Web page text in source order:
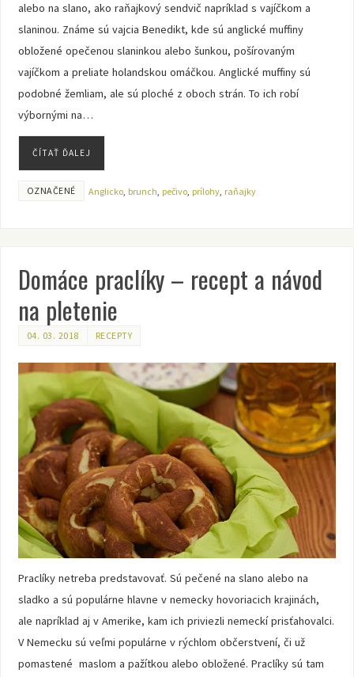
alebo na slano, ako raňajkový sendvič napríklad s vajíčkom a
slaninou. Známe sú vajcia Benedikt, kde sú anglické muffiny
obložené opečenou slaninkou alebo šunkou, pošírovaným
vajíčkom a preliate holandskou omáčkou. Anglické muffiny sú
podobné žemliam, ale sú ploché z oboch strán. To ich robí
výbornými na…
ČÍTAŤ ĎALEJ
OZNAČENÉ Anglicko, brunch pečivo, prílohy, raňajky
Domáce praclíky – recept a návod
na pletenie
04. 03. 2018 RECEPTY
Praclíky netreba predstavovať. Sú pečené na slano alebo na
sladko a sú populárne hlavne v nemecky hovoriacich krajinách,
ale napríklad aj v Amerike, kam ich priviezli nemeckí prisťahovalci.
V Nemecku sú veľmi populárne v rýchlom občerstvení, či už
pomastené maslom a pažítkou alebo obložené. Praclíky sú tam